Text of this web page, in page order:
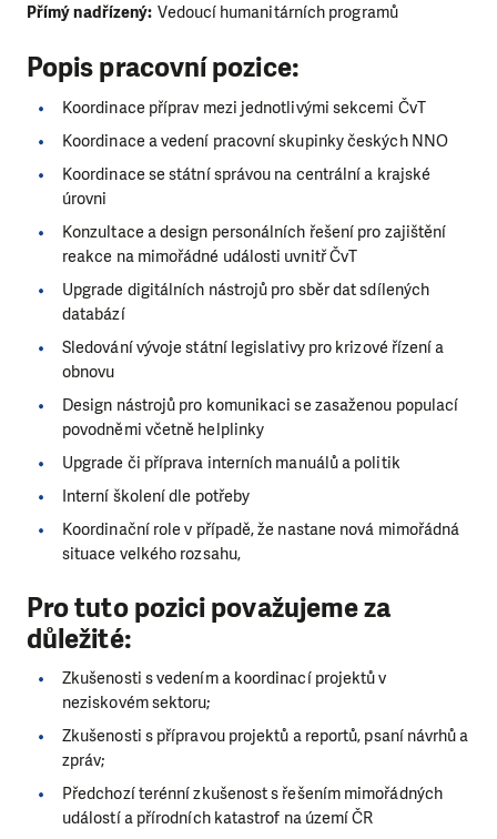
Přímý nadřízený: Vedoucí humanitárních programů
Popis pracovní pozice:
Koordinace příprav mezi jednotlivými sekcemi ČvT
Koordinace a vedení pracovní skupinky českých NNO
Koordinace se státní správou na centrální a krajské
úrovni
Konzultace a design personálních řešení pro zajištění
reakce na mimořádné události uvnitř ČvT
Upgrade digitálních nástrojů pro sběr dat sdílených
databází
Sledování vývoje státní legislativy pro krizové řízení a
obnovu
Design nástrojů pro komunikaci se zasaženou populací
povodněmi včetně helplinky
Upgrade či příprava interních manuálů a politik
Interní školení dle potřeby
Koordinační role v případě, že nastane nová mimořádná
situace velkého rozsahu,
Pro tuto pozici považujeme za
důležité:
Zkušenosti s vedením a koordinací projektů v
neziskovém sektoru;
Zkušenosti s přípravou projektů a reportů, psaní návrhů a
zpráv;
Předchozí terénní zkušenost s řešením mimořádných
událostí a přírodních katastrof na území ČR